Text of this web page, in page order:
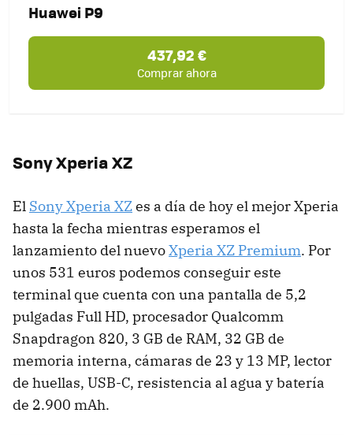
Huawei P9
437,92 €
Comprar ahora
Sony Xperia XZ
El Sony Xperia XZes a día de hoy el mejor Xperia
hasta la fecha mientras esperamos el
lanzamiento del nuevoXperia XZ Premium. Por
unos 531 euros podemos conseguir este
terminal que cuenta con una pantalla de 5,2
pulgadas Full HD, procesador Qualcomm
Snapdragon 820, 3 GB de RAM, 32 GB de
memoria interna, cámaras de 23 y 13 MP, lector
de huellas, USB-C, resistencia al agua y batería
de 2.900 mAh.